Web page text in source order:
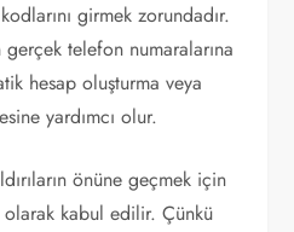
girmek zorundadır.
gerçek telefon numaralarına
hesap oluşturma veya
yardımcı olur.
önüne geçmek için
kabul edilir. Çünkü